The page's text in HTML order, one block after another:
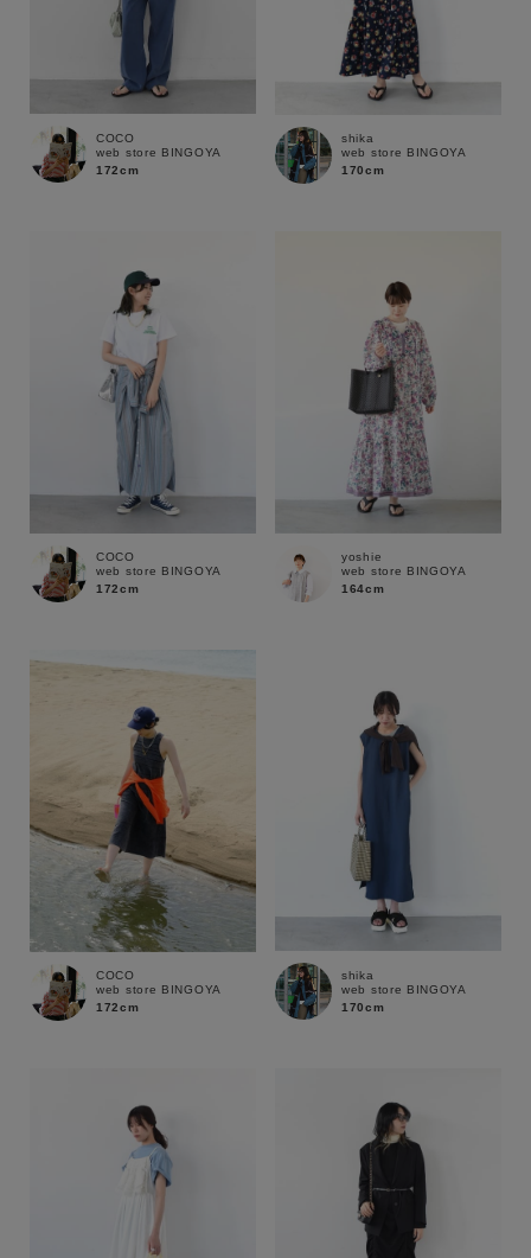
キーワード
MENS
ブランド
COCO
web store BINGOYA
172cm
shika
web store BINGOYA
170cm
COCO
web store BINGOYA
172cm
yoshie
web store BINGOYA
164cm
COCO
web store BINGOYA
172cm
shika
web store BINGOYA
170cm